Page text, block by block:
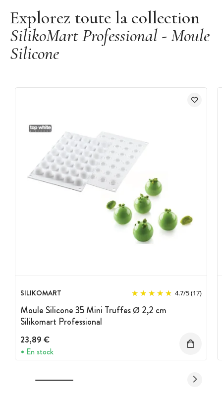
Explorez toute la collection
SilikoMart Professional - Moule
Silicone
SILIKOMART 4.7/5(17)
Moule Silicone 35 Mini Truffes Ø 2,2 cm
Silikomart Professional
23,89 €
En stock